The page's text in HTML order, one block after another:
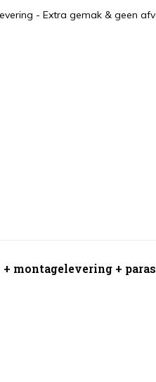
- Extra gemak & geen
montagelevering +